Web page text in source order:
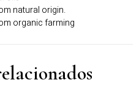
natural origin.
organic farming